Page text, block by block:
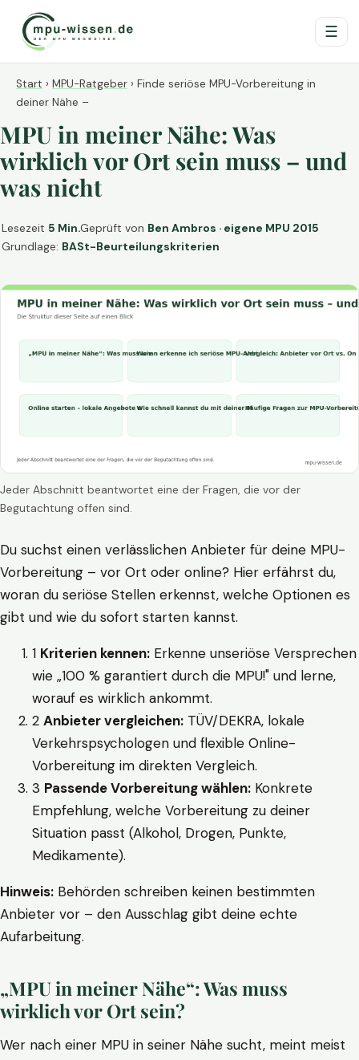
☰
Start › MPU-Ratgeber › Finde seriöse MPU-Vorbereitung in
deiner Nähe –
MPU in meiner Nähe: Was
wirklich vor Ort sein muss – und
was nicht
Lesezeit 5 Min.Geprüft von Ben Ambros · eigene MPU 2015
Grundlage: BASt-Beurteilungskriterien
Jeder Abschnitt beantwortet eine der Fragen, die vor der
Begutachtung offen sind.
Du suchst einen verlässlichen Anbieter für deine MPU-
Vorbereitung – vor Ort oder online? Hier erfährst du,
woran du seriöse Stellen erkennst, welche Optionen es
gibt und wie du sofort starten kannst.
1 Kriterien kennen: Erkenne unseriöse Versprechen
wie „100 % garantiert durch die MPU!" und lerne,
worauf es wirklich ankommt.
2 Anbieter vergleichen: TÜV/DEKRA, lokale
Verkehrspsychologen und flexible Online-
Vorbereitung im direkten Vergleich.
3 Passende Vorbereitung wählen: Konkrete
Empfehlung, welche Vorbereitung zu deiner
Situation passt (Alkohol, Drogen, Punkte,
Medikamente).
Hinweis: Behörden schreiben keinen bestimmten
Anbieter vor – den Ausschlag gibt deine echte
Aufarbeitung.
„MPU in meiner Nähe“: Was muss
wirklich vor Ort sein?
Wer nach einer MPU in seiner Nähe sucht, meint meist